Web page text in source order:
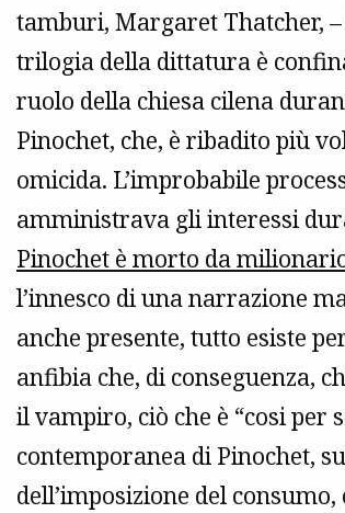
tamburi, Margaret Thatcher,
trilogia della dittatura è
ruolo della chiesa cilena
Pinochet, che, è ribadito più
omicida. L’improbabile
amministrava gli interessi
Pinochet è morto da
l’innesco di una narrazione
anche presente, tutto esiste
anfibia che, di conseguenza,
il vampiro, ciò che è “cosi per
contemporanea di Pinochet,
dell’imposizione del